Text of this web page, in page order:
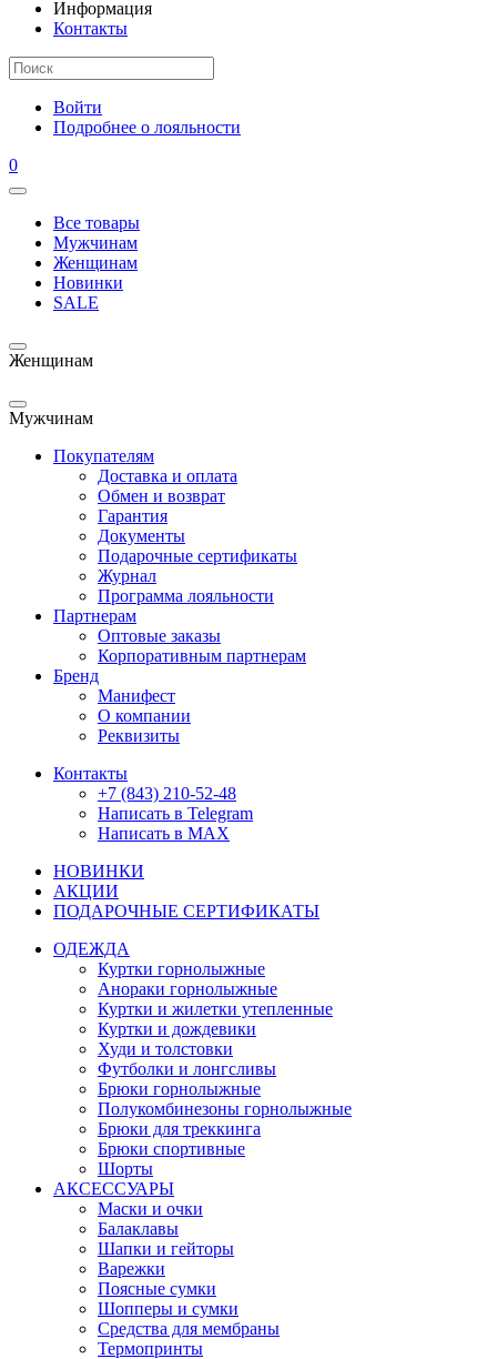
Информация
Контакты
Войти
Подробнее о лояльности
0
Все товары
Мужчинам
Женщинам
Новинки
SALE
Женщинам
Мужчинам
Покупателям
Доставка и оплата
Обмен и возврат
Гарантия
Документы
Подарочные сертификаты
Журнал
Программа лояльности
Партнерам
Оптовые заказы
Корпоративным партнерам
Бренд
Манифест
О компании
Реквизиты
Контакты
+7 (843) 210-52-48
Написать в Telegram
Написать в MAX
НОВИНКИ
АКЦИИ
ПОДАРОЧНЫЕ СЕРТИФИКАТЫ
ОДЕЖДА
Куртки горнолыжные
Анораки горнолыжные
Куртки и жилетки утепленные
Куртки и дождевики
Худи и толстовки
Футболки и лонгсливы
Брюки горнолыжные
Полукомбинезоны горнолыжные
Брюки для треккинга
Брюки спортивные
Шорты
АКСЕССУАРЫ
Маски и очки
Балаклавы
Шапки и гейторы
Варежки
Поясные сумки
Шопперы и сумки
Средства для мембраны
Термопринты